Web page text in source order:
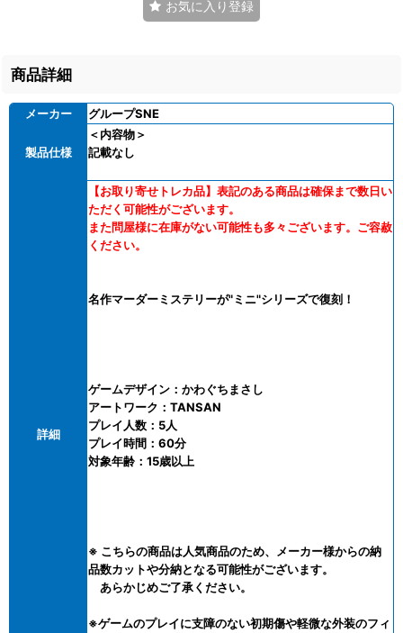
お気に入り登録
商品詳細
メーカー グループSNE
製品仕様
＜内容物＞
記載なし
詳細
【お取り寄せトレカ品】表記のある商品は確保まで数日い
ただく可能性がございます。
また問屋様に在庫がない可能性も多々ございます。ご容赦
ください。
名作マーダーミステリーが"ミニ"シリーズで復刻！
ゲームデザイン：かわぐちまさし
アートワーク：TANSAN
プレイ人数：5人
プレイ時間：60分
対象年齢：15歳以上
※ こちらの商品は人気商品のため、メーカー様からの納
品数カットや分納となる可能性がございます。
あらかじめご了承ください。
※ゲームのプレイに支障のない初期傷や軽微な外装のフィ